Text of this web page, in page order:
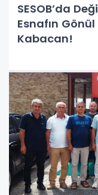
SESOB’da
Esnafın
Kabacan!